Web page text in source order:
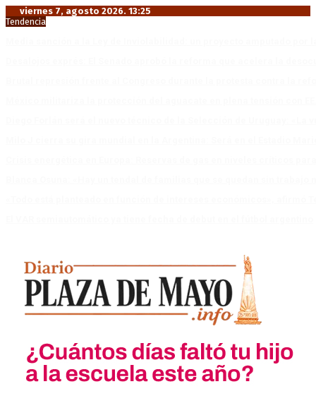
viernes 7, agosto 2026. 13:25
Tendencia